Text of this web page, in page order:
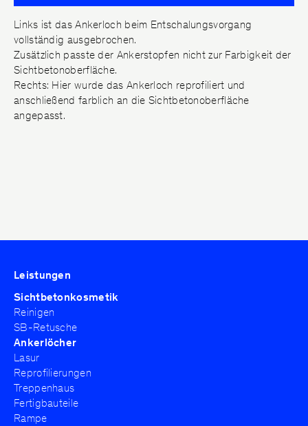
Links ist das Ankerloch beim Entschalungsvorgang
vollständig ausgebrochen.
Zusätzlich passte der Ankerstopfen nicht zur Farbigkeit der
Sichtbetonoberfläche.
Rechts: Hier wurde das Ankerloch reprofiliert und
anschließend farblich an die Sichtbetonoberfläche
angepasst.
Leistungen
Sichtbetonkosmetik
Reinigen
SB-Retusche
Ankerlöcher
Lasur
Reprofilierungen
Treppenhaus
Fertigbauteile
Rampe